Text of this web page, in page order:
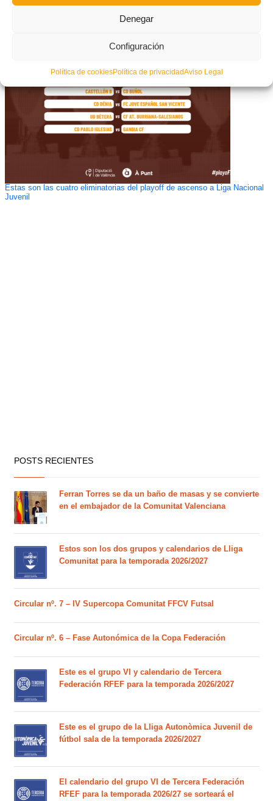
Denegar
Configuración
Política de cookiesPolítica de privacidadAviso Legal
CONVOCATORIA: Amistoso de la Selecció Valenciana masculina sub14
Estas son las cuatro eliminatorias del playoff de ascenso a Liga Nacional
Juvenil
POSTS RECIENTES
Ferran Torres se da un baño de masas y se convierte
en el embajador de la Comunitat Valenciana
Estos son los dos grupos y calendarios de Lliga
Comunitat para la temporada 2026/2027
Circular nº. 7 – IV Supercopa Comunitat FFCV Futsal
Circular nº. 6 – Fase Autonómica de la Copa Federación
Este es el grupo VI y calendario de Tercera
Federación RFEF para la temporada 2026/2027
Este es el grupo de la Lliga Autonòmica Juvenil de
fútbol sala de la temporada 2026/2027
El calendario del grupo VI de Tercera Federación
RFEF para la temporada 2026/27 se sorteará el